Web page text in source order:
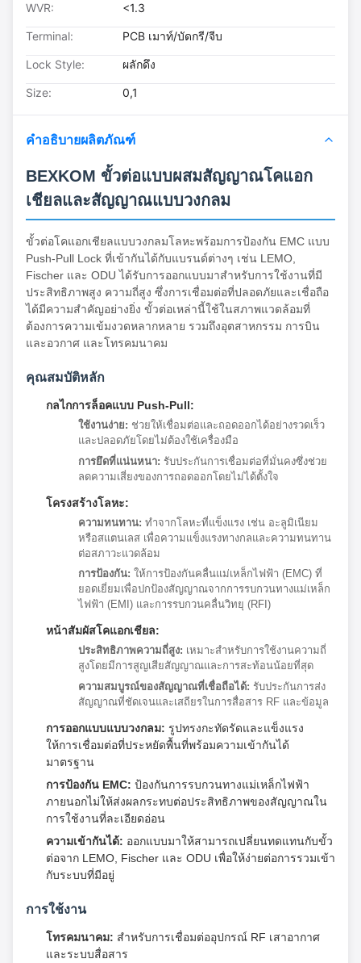
WVR: <1.3
Terminal: PCB เมาท์/บัดกรี/จีบ
Lock Style: ผลักดึง
Size: 0,1
คำอธิบายผลิตภัณฑ์
BEXKOM ขั้วต่อแบบผสมสัญญาณโคแอก
เชียลและสัญญาณแบบวงกลม
ขั้วต่อโคแอกเชียลแบบวงกลมโลหะพร้อมการป้องกัน EMC แบบ
Push-Pull Lock ที่เข้ากันได้กับแบรนด์ต่างๆ เช่น LEMO,
Fischer และ ODU ได้รับการออกแบบมาสำหรับการใช้งานที่มี
ประสิทธิภาพสูง ความถี่สูง ซึ่งการเชื่อมต่อที่ปลอดภัยและเชื่อถือ
ได้มีความสำคัญอย่างยิ่ง ขั้วต่อเหล่านี้ใช้ในสภาพแวดล้อมที่
ต้องการความเข้มงวดหลากหลาย รวมถึงอุตสาหกรรม การบิน
และอวกาศ และโทรคมนาคม
คุณสมบัติหลัก
กลไกการล็อคแบบ Push-Pull:
ใช้งานง่าย: ช่วยให้เชื่อมต่อและถอดออกได้อย่างรวดเร็ว
และปลอดภัยโดยไม่ต้องใช้เครื่องมือ
การยึดที่แน่นหนา: รับประกันการเชื่อมต่อที่มั่นคงซึ่งช่วย
ลดความเสี่ยงของการถอดออกโดยไม่ได้ตั้งใจ
โครงสร้างโลหะ:
ความทนทาน: ทำจากโลหะที่แข็งแรง เช่น อะลูมิเนียม
หรือสแตนเลส เพื่อความแข็งแรงทางกลและความทนทาน
ต่อสภาวะแวดล้อม
การป้องกัน: ให้การป้องกันคลื่นแม่เหล็กไฟฟ้า (EMC) ที่
ยอดเยี่ยมเพื่อปกป้องสัญญาณจากการรบกวนทางแม่เหล็ก
ไฟฟ้า (EMI) และการรบกวนคลื่นวิทยุ (RFI)
หน้าสัมผัสโคแอกเชียล:
ประสิทธิภาพความถี่สูง: เหมาะสำหรับการใช้งานความถี่
สูงโดยมีการสูญเสียสัญญาณและการสะท้อนน้อยที่สุด
ความสมบูรณ์ของสัญญาณที่เชื่อถือได้: รับประกันการส่ง
สัญญาณที่ชัดเจนและเสถียรในการสื่อสาร RF และข้อมูล
การออกแบบแบบวงกลม: รูปทรงกะทัดรัดและแข็งแรง
ให้การเชื่อมต่อที่ประหยัดพื้นที่พร้อมความเข้ากันได้
มาตรฐาน
การป้องกัน EMC: ป้องกันการรบกวนทางแม่เหล็กไฟฟ้า
ภายนอกไม่ให้ส่งผลกระทบต่อประสิทธิภาพของสัญญาณใน
การใช้งานที่ละเอียดอ่อน
ความเข้ากันได้: ออกแบบมาให้สามารถเปลี่ยนทดแทนกับขั้ว
ต่อจาก LEMO, Fischer และ ODU เพื่อให้ง่ายต่อการรวมเข้า
กับระบบที่มีอยู่
การใช้งาน
โทรคมนาคม: สำหรับการเชื่อมต่ออุปกรณ์ RF เสาอากาศ
และระบบสื่อสาร